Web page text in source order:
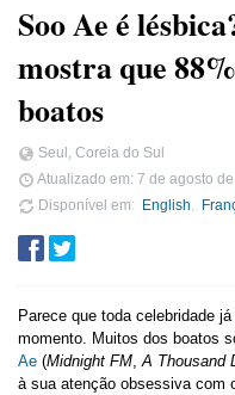
Soo Ae é
mostra que
boatos
Seul, Coreia do Sul
Atualizado em: 7 de agosto
Disponível em
English
Parece que toda celebridade
momento. Muitos dos boatos
Ae (Midnight FM,A Thousand
à sua atenção obsessiva com